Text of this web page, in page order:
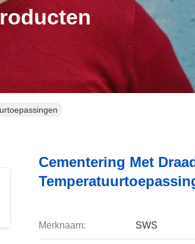
Cementering Met
Merknaam: SWS